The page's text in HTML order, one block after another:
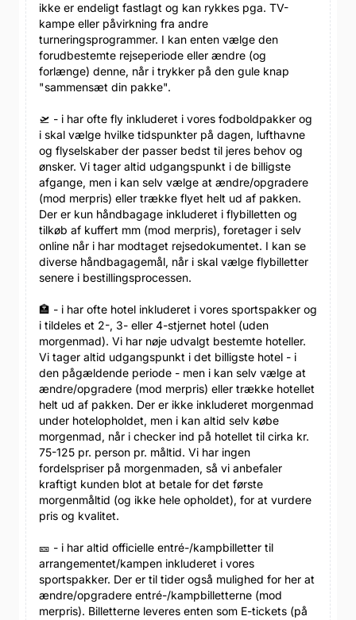
ikke er endeligt fastlagt og kan rykkes pga. TV-
kampe eller påvirkning fra andre
turneringsprogrammer. I kan enten vælge den
forudbestemte rejseperiode eller ændre (og
forlænge) denne, når i trykker på den gule knap
"sammensæt din pakke".
🛫 - i har ofte fly inkluderet i vores fodboldpakker og
i skal vælge hvilke tidspunkter på dagen, lufthavne
og flyselskaber der passer bedst til jeres behov og
ønsker. Vi tager altid udgangspunkt i de billigste
afgange, men i kan selv vælge at ændre/opgradere
(mod merpris) eller trække flyet helt ud af pakken.
Der er kun håndbagage inkluderet i flybilletten og
tilkøb af kuffert mm (mod merpris), foretager i selv
online når i har modtaget rejsedokumentet. I kan se
diverse håndbagagemål, når i skal vælge flybilletter
senere i bestillingsprocessen.
🏣 - i har ofte hotel inkluderet i vores sportspakker og
i tildeles et 2-, 3- eller 4-stjernet hotel (uden
morgenmad). Vi har nøje udvalgt bestemte hoteller.
Vi tager altid udgangspunkt i det billigste hotel - i
den pågældende periode - men i kan selv vælge at
ændre/opgradere (mod merpris) eller trække hotellet
helt ud af pakken. Der er ikke inkluderet morgenmad
under hotelopholdet, men i kan altid selv købe
morgenmad, når i checker ind på hotellet til cirka kr.
75-125 pr. person pr. måltid. Vi har ingen
fordelspriser på morgenmaden, så vi anbefaler
kraftigt kunden blot at betale for det første
morgenmåltid (og ikke hele opholdet), for at vurdere
pris og kvalitet.
🎫 - i har altid officielle entré-/kampbilletter til
arrangementet/kampen inkluderet i vores
sportspakker. Der er til tider også mulighed for her at
ændre/opgradere entré-/kampbilletterne (mod
merpris). Billetterne leveres enten som E-tickets (på